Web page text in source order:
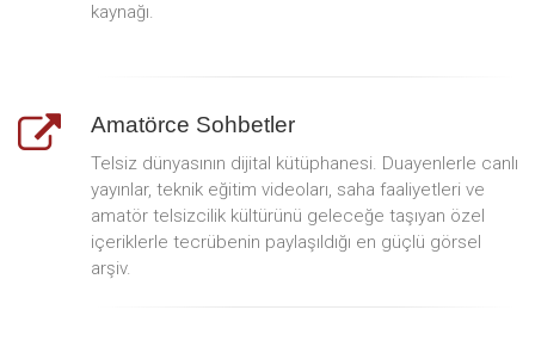
kaynağı.
Amatörce Sohbetler
Telsiz dünyasının dijital kütüphanesi. Duayenlerle canlı
yayınlar, teknik eğitim videoları, saha faaliyetleri ve
amatör telsizcilik kültürünü geleceğe taşıyan özel
içeriklerle tecrübenin paylaşıldığı en güçlü görsel
arşiv.